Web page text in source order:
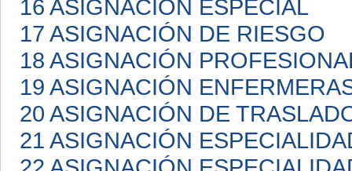
16 ASIGNACIÓN ESPECIAL
17 ASIGNACIÓN DE RIESGO
18 ASIGNACIÓN
19 ASIGNACIÓN
20 ASIGNACIÓN DE
21 ASIGNACIÓN